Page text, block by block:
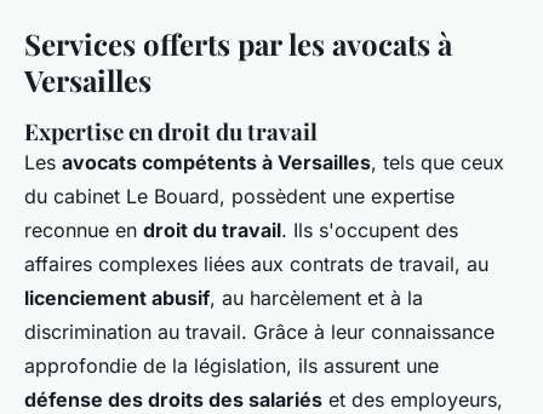
Services offerts par les avocats à
Versailles
Expertise en droit du travail
Les avocats compétents à Versailles, tels que ceux
du cabinet Le Bouard, possèdent une expertise
reconnue en droit du travail. Ils s'occupent des
affaires complexes liées aux contrats de travail, au
licenciement abusif, au harcèlement et à la
discrimination au travail. Grâce à leur connaissance
approfondie de la législation, ils assurent une
défense des droits des salariés et des employeurs,